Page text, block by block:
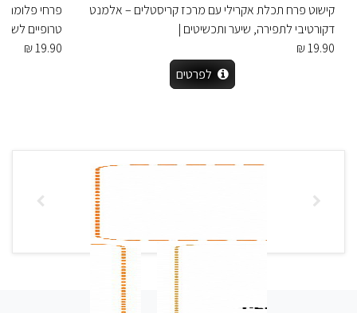
קישוט פרח תכלת אקרילי עם מרכז קריסטלים – אלמנט
דקורטיבי לתפירה, שיער ותכשיטים |
19.90 ₪
לפרטים
פרחי
טרופיים
19.90 ₪